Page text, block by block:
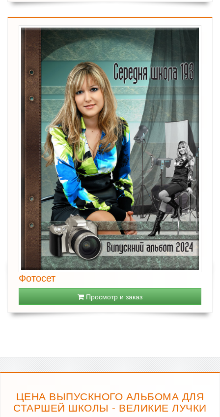
Фотосет
Просмотр и заказ
ЦЕНА ВЫПУСКНОГО АЛЬБОМА ДЛЯ
СТАРШЕЙ ШКОЛЫ - ВЕЛИКИЕ ЛУЧКИ